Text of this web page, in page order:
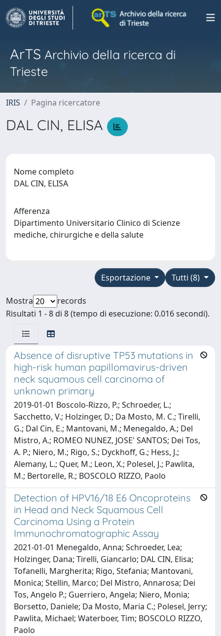
ArTS Archivio della ricerca di
Trieste
IRIS Pagina ricercatore
DAL CIN, ELISA
Nome completo
DAL CIN, ELISA
Afferenza
Dipartimento Universitario Clinico di Scienze
mediche, chirurgiche e della salute
Tutti (8)
Esportazione
Mostra
records
Risultati 1 - 8 di 8 (tempo di esecuzione: 0.016 secondi).
Absence of disruptive TP53 mutations in
high-risk human papillomavirus-driven
neck squamous cell carcinoma of
unknown primary
2019-01-01 Boscolo-Rizzo, P.; Schroeder, L.;
Sacchetto, V.; Holzinger, D.; Da Mosto, M. C.; Tirelli,
G.; Dal Cin, E.; Mantovani, M.; Menegaldo, A.; Del
Mistro, A.; ROMEO NUNEZ, JOSE' SANTOS; Dei Tos,
A. P.; Niero, M.; Rigo, S.; Dyckhoff, G.; Hess, J.;
Alemany, L.; Quer, M.; Leon, X.; Polesel, J.; Pawlita,
M.; Bertorelle, R.; BOSCOLO RIZZO, Paolo
Detection of HPV16/18 E6 Oncoproteins
in Head and Neck Squamous Cell
Carcinoma Using a Protein
Immunochromatographic Assay
2021-01-01 Menegaldo, Anna; Schroeder, Lea;
Holzinger, Dana; Tirelli, Giancarlo; DAL CIN, Elisa;
Tofanelli, Margherita; Rigo, Stefania; Mantovani,
Monica; Stellin, Marco; Del Mistro, Annarosa; Dei
Tos, Angelo P.; Guerriero, Angela; Niero, Monia;
Borsetto, Daniele; Da Mosto, Maria C.; Polesel, Jerry;
Pawlita, Michael; Waterboer, Tim; BOSCOLO RIZZO,
Paolo